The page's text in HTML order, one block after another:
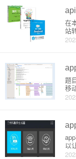
在
站
站
题
移
pp
以
通